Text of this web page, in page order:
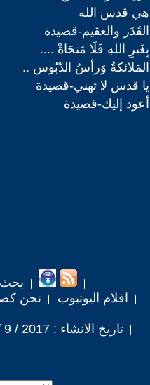
هي قدس الله
القَدَر والعقيم-قصيدة
بٍغَيرِ اللهِ فَلَا مَنجَاةْ ....
المَلائكةُ وَرأسُ الدّبّوس ..
يا قدس لا تهني-قصيدة
أعود إليك-قصيدة
افلام اليوتيوب
نحن
تاريخ الانشاء : 2017 / 9 / 16